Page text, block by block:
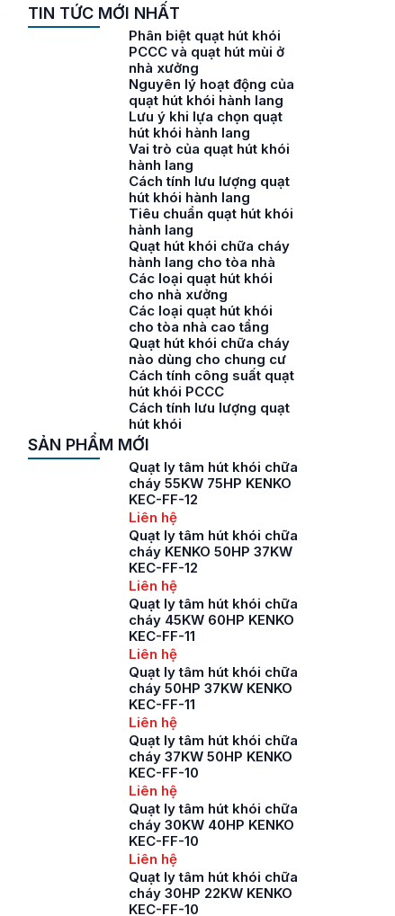
TIN TỨC MỚI NHẤT
Phân biệt quạt hút khói
PCCC và quạt hút mùi ở
nhà xưởng
Nguyên lý hoạt động của
quạt hút khói hành lang
Lưu ý khi lựa chọn quạt
hút khói hành lang
Vai trò của quạt hút khói
hành lang
Cách tính lưu lượng quạt
hút khói hành lang
Tiêu chuẩn quạt hút khói
hành lang
Quạt hút khói chữa cháy
hành lang cho tòa nhà
Các loại quạt hút khói
cho nhà xưởng
Các loại quạt hút khói
cho tòa nhà cao tầng
Quạt hút khói chữa cháy
nào dùng cho chung cư
Cách tính công suất quạt
hút khói PCCC
Cách tính lưu lượng quạt
hút khói
SẢN PHẨM MỚI
Quạt ly tâm hút khói chữa
cháy 55KW 75HP KENKO
KEC-FF-12
Liên hệ
Quạt ly tâm hút khói chữa
cháy KENKO 50HP 37KW
KEC-FF-12
Liên hệ
Quạt ly tâm hút khói chữa
cháy 45KW 60HP KENKO
KEC-FF-11
Liên hệ
Quạt ly tâm hút khói chữa
cháy 50HP 37KW KENKO
KEC-FF-11
Liên hệ
Quạt ly tâm hút khói chữa
cháy 37KW 50HP KENKO
KEC-FF-10
Liên hệ
Quạt ly tâm hút khói chữa
cháy 30KW 40HP KENKO
KEC-FF-10
Liên hệ
Quạt ly tâm hút khói chữa
cháy 30HP 22KW KENKO
KEC-FF-10